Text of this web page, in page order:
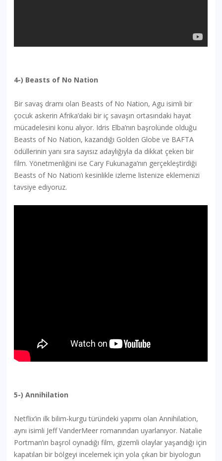
4-) Beasts of No Nation
Bir savaş dramı olan Beasts of No Nation, Agu isimli bir
çocuk askerin Afrika’daki bir iç savaşın ortasındaki hayat
mücadelesini konu alıyor. Idris Elba’nın başrolünde olduğu
Beasts of No Nation, kazandığı Golden Globe ve BAFTA
ödüllerinin yanı sıra sayısız adaylığıyla da dikkat çeken bir
film. Yönetmenliğini ise Cary Fukunaga’nın gerçekleştirdiği
Beasts of No Nation’ı kesinlikle izleme listenize eklemenizi
tavsiye ediyoruz.
5-) Annihilation
Netflix’in ilk bilim-kurgu türündeki yapımı olan Annihilation,
aynı isimli Jeff VanderMeer romanından uyarlanıyor. Natalie
Portman’ın başrol oynadığı film, gizemli olaylar yaşandığı için
kapatılan bir bölgeyi incelemek için yola çıkan bir biyologun